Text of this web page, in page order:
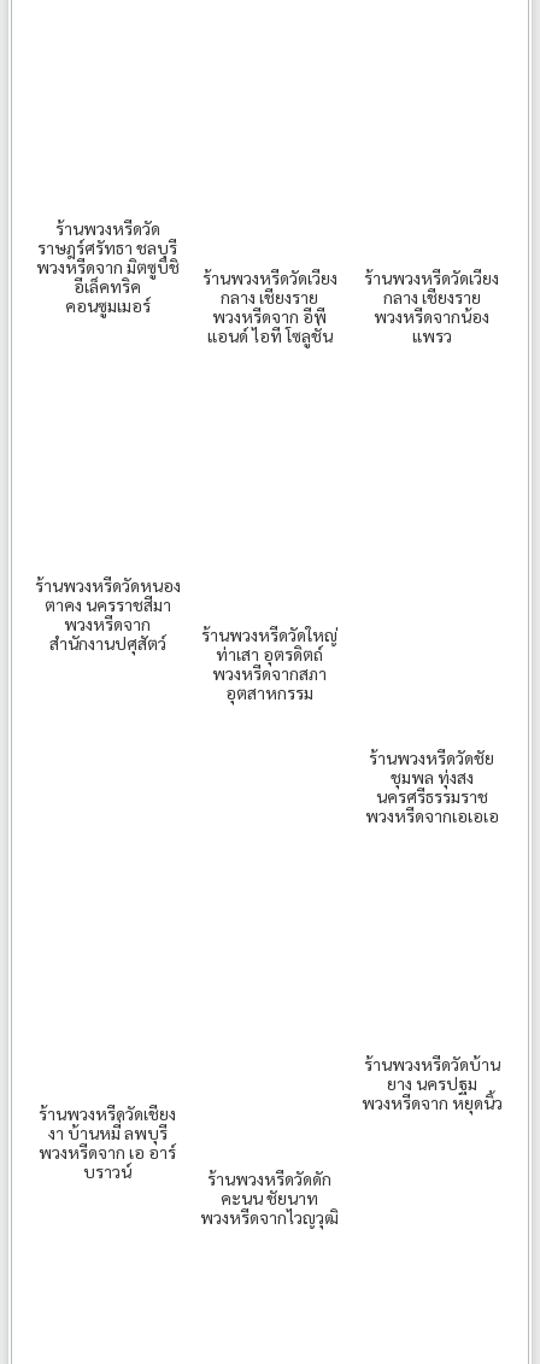
ร้านพวงหรีดวัด
ราษฎร์ศรัทธา ชลบุรี
พวงหรีดจาก มิตซูบิชิ
อีเล็คทริค
คอนซูมเมอร์
ร้านพวงหรีดวัดเวียง
กลาง เชียงราย
พวงหรีดจาก อีพี
แอนด์ ไอที โซลูชั่น
ร้านพวงหรีดวัดเวียง
กลาง เชียงราย
พวงหรีดจากน้อง
แพรว
ร้านพวงหรีดวัดหนอง
ตาคง นครราชสีมา
พวงหรีดจาก
สำนักงานปศุสัตว์
ร้านพวงหรีดวัดใหญ่
ท่าเสา อุตรดิตถ์
พวงหรีดจากสภา
อุตสาหกรรม
ร้านพวงหรีดวัดชัย
ชุมพล ทุ่งสง
นครศรีธรรมราช
พวงหรีดจากเอเอเอ
ร้านพวงหรีดวัดเชียง
งา บ้านหมี่ ลพบุรี
พวงหรีดจาก เอ อาร์
บราวน์
ร้านพวงหรีดวัดดัก
คะนน ชัยนาท
พวงหรีดจากไวญวุฒิ
ร้านพวงหรีดวัดบ้าน
ยาง นครปฐม
พวงหรีดจาก หยุดนิ้ว